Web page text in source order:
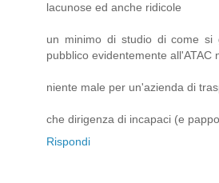
lacunose ed anche ridicole
un minimo di studio di come si
pubblico evidentemente all'ATAC
niente male per un'azienda di
che dirigenza di incapaci (e
Rispondi